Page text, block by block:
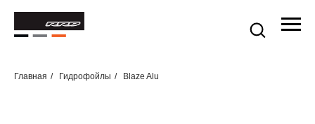
Главная / Гидрофойлы / Blaze Alu